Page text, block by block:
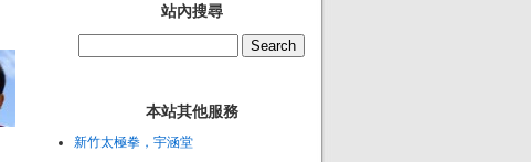
站內搜尋
本站其他服務
新竹太極拳，宇涵堂